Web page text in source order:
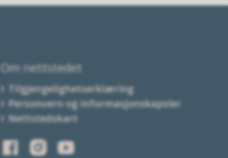
Om nettstedet
Tilgjengelighetserklæring
Personvern og informasjonskapsler
Nettstedskart